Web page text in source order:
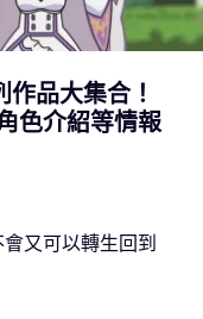
作品大集合！
色介紹等情報
又可以轉生回到